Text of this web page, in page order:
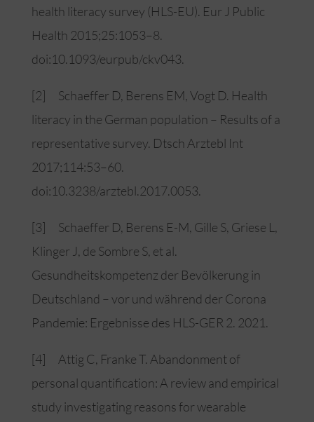
health literacy survey (HLS-EU). Eur J Public
Health 2015;25:1053–8.
doi:10.1093/eurpub/ckv043.
[2] Schaeffer D, Berens EM, Vogt D. Health
literacy in the German population – Results of a
representative survey. Dtsch Arztebl Int
2017;114:53–60.
doi:10.3238/arztebl.2017.0053.
[3] Schaeffer D, Berens E-M, Gille S, Griese L,
Klinger J, de Sombre S, et al.
Gesundheitskompetenz der Bevölkerung in
Deutschland – vor und während der Corona
Pandemie: Ergebnisse des HLS-GER 2. 2021.
[4] Attig C, Franke T. Abandonment of
personal quantification: A review and empirical
study investigating reasons for wearable